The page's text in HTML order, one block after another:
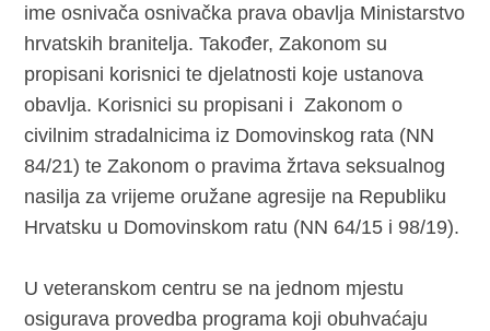
ime osnivača osnivačka prava obavlja Ministarstvo
hrvatskih branitelja. Također, Zakonom su
propisani korisnici te djelatnosti koje ustanova
obavlja. Korisnici su propisani i Zakonom o
civilnim stradalnicima iz Domovinskog rata (NN
84/21) te Zakonom o pravima žrtava seksualnog
nasilja za vrijeme oružane agresije na Republiku
Hrvatsku u Domovinskom ratu (NN 64/15 i 98/19).
U veteranskom centru se na jednom mjestu
osigurava provedba programa koji obuhvaćaju